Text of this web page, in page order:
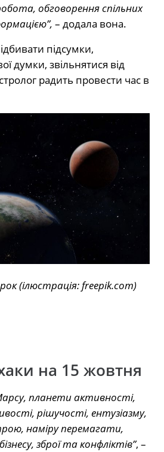
обговорення спільних
– додала вона.
підсумки,
думки, звільнятися від
радить провести час в
(ілюстрація: freepik.com)
на 15 жовтня
планети активності,
рішучості, ентузіазму,
наміру перемагати,
зброї та конфліктів”, –